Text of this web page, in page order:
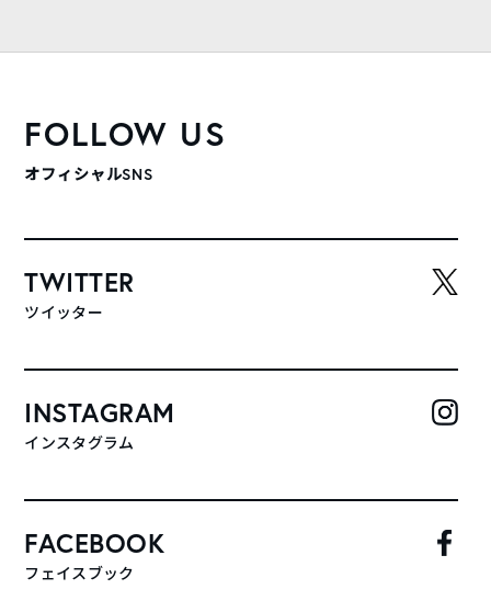
FOLLOW US
オフィシャルSNS
TWITTER
ツイッター
INSTAGRAM
インスタグラム
FACEBOOK
フェイスブック